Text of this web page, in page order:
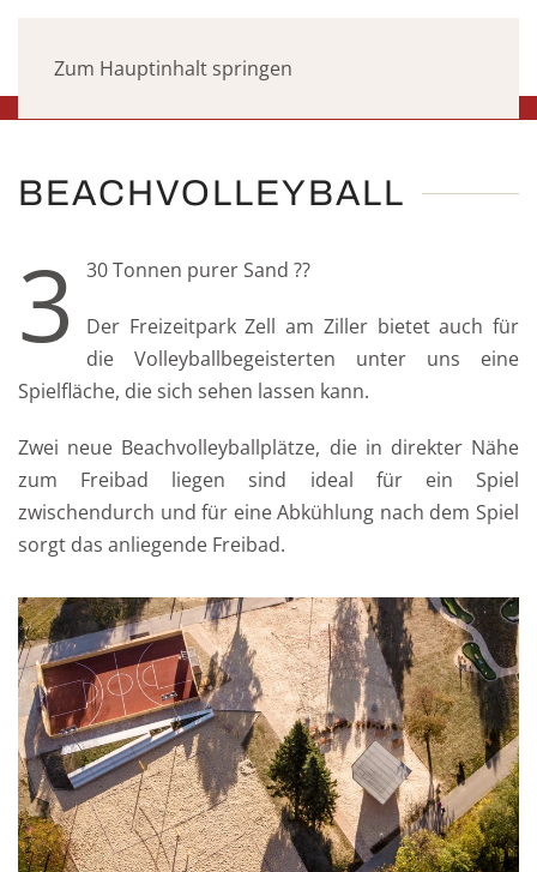
Zum Hauptinhalt springen
BEACHVOLLEYBALL
3 30 Tonnen purer Sand ??
Der Freizeitpark Zell am Ziller bietet auch für
die Volleyballbegeisterten unter uns eine
Spielfläche, die sich sehen lassen kann.
Zwei neue Beachvolleyballplätze, die in direkter Nähe
zum Freibad liegen sind ideal für ein Spiel
zwischendurch und für eine Abkühlung nach dem Spiel
sorgt das anliegende Freibad.